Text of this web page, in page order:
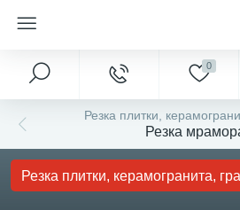
0
Резка плитки,
Резка
Резка плитки, керамогранита,